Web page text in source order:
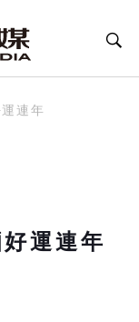
連年
運連年